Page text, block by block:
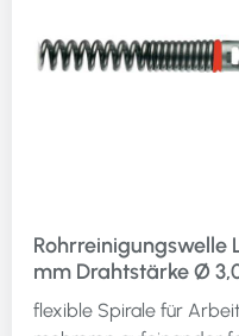
Rohrreinigungswelle
mm Drahtstärke Ø
flexible Spirale für